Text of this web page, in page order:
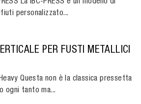
La IBC-PRESS è un modello di
personalizzato...
PER FUSTI METALLICI
Questa non è la classica pressetta
ogni tanto ma...